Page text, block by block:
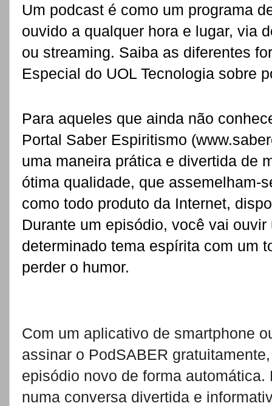
Um podcast é como um programa
ouvido a qualquer hora e lugar, via
ou streaming. Saiba as diferentes
Especial do UOL Tecnologia sobre
Para aqueles que ainda não
Portal Saber Espiritismo
uma maneira prática e divertida de
ótima qualidade, que assemelham-
como todo produto da Internet,
Durante um episódio, você vai
determinado tema espírita com um
perder o humor.
Com um aplicativo de smartphone
assinar o PodSABER
episódio novo de forma
numa conversa divertida e